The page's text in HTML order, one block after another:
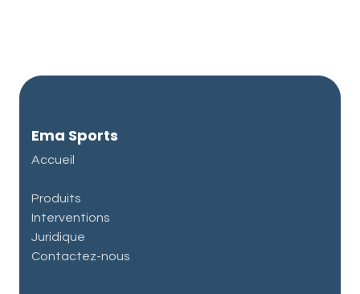
Ema Sports
Accueil
Produits
Interventions
Juridique
Contactez-nous